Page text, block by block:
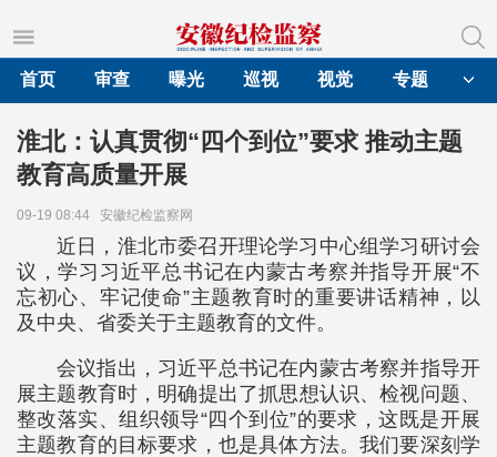
首页
审查 曝光 巡视 视觉 专题
淮北：认真贯彻“四个到位”要求 推动主题
教育高质量开展
09-19 08:44 安徽纪检监察网
近日，淮北市委召开理论学习中心组学习研讨会
议，学习习近平总书记在内蒙古考察并指导开展“不
忘初心、牢记使命”主题教育时的重要讲话精神，以
及中央、省委关于主题教育的文件。
会议指出，习近平总书记在内蒙古考察并指导开
展主题教育时，明确提出了抓思想认识、检视问题、
整改落实、组织领导“四个到位”的要求，这既是开展
主题教育的目标要求，也是具体方法。我们要深刻学